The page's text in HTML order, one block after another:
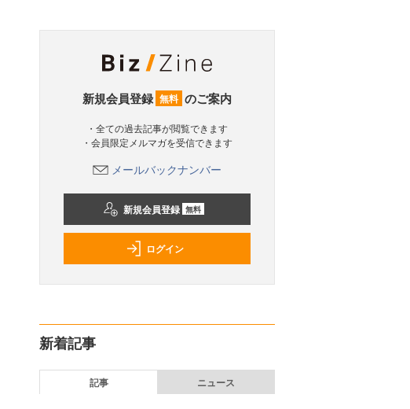
新規会員登録 無料 のご案内
・全ての過去記事が閲覧できます
・会員限定メルマガを受信できます
メールバックナンバー
新規会員登録 無料
ログイン
新着記事
記事 ニュース